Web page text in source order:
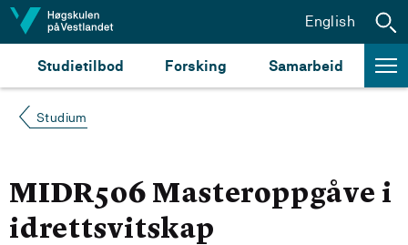
Hopp til innhald
Studietilbod Forsking Samarbeid
English
Studium
MIDR506 Masteroppgåve i
idrettsvitskap